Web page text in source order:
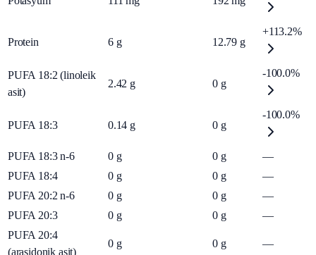
Protein 6 g 12.79 g
+113.2%
PUFA 18:2 (linoleik
asit)
2.42 g 0 g
-100.0%
PUFA 18:3 0.14 g 0 g
-100.0%
PUFA 18:3 n-6 0 g 0 g
—
PUFA 18:4
0 g 0 g
—
PUFA 20:2 n-6
0 g 0 g
—
PUFA 20:3
0 g 0 g
—
PUFA 20:4
(arasidonik asit)
0 g 0 g —